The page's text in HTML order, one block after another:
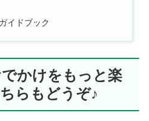
イドブック
かけをもっと楽
らもどうぞ♪